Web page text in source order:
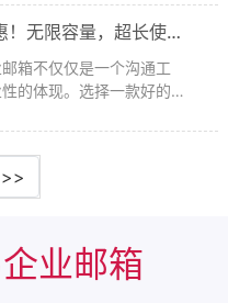
沉淀与专业经验，成为了
您详细介绍网易企业邮箱
超值网易企业邮箱优惠！无限容量，超长使用年限，快来抢购！
箱不仅仅是一个沟通工
的体现。选择一款好的企
网易企业邮箱，以及桑桥
，为你带来最新的优惠活
>>
业邮箱